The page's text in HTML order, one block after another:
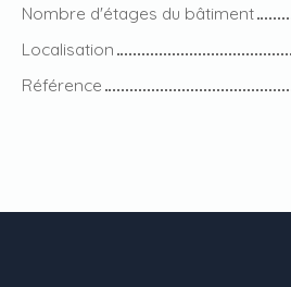
Nombre d'étages du bâtiment
Localisation
Référence